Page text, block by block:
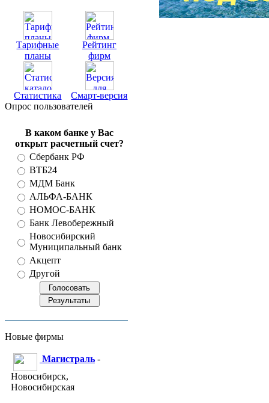
Тарифные
планы
Рейтинг
фирм
Статистика
Смарт-версия
Опрос пользователей
В каком банке у Вас
открыт расчетный счет?
Сбербанк РФ
ВТБ24
МДМ Банк
АЛЬФА-БАНК
НОМОС-БАНК
Банк Левобережный
Новосибирский
Муниципальный банк
Акцепт
Другой
Новые фирмы
Магистраль -
Новосибирск,
Новосибирская